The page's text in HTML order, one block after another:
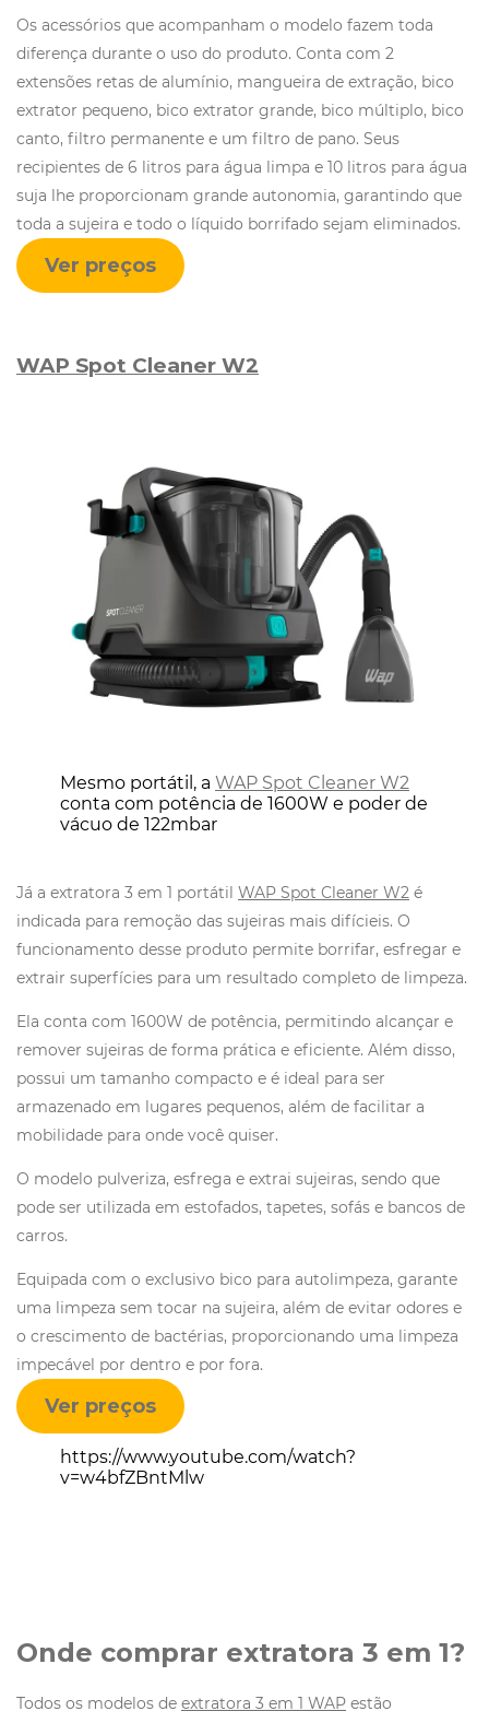
Os acessórios que acompanham o modelo fazem toda
diferença durante o uso do produto. Conta com 2
extensões retas de alumínio, mangueira de extração, bico
extrator pequeno, bico extrator grande, bico múltiplo, bico
canto, filtro permanente e um filtro de pano. Seus
recipientes de 6 litros para água limpa e 10 litros para água
suja lhe proporcionam grande autonomia, garantindo que
toda a sujeira e todo o líquido borrifado sejam eliminados.
Ver preços
WAP Spot Cleaner W2
Mesmo portátil, a WAP Spot Cleaner W2
conta com potência de 1600W e poder de
vácuo de 122mbar
Já a extratora 3 em 1 portátil WAP Spot Cleaner W2 é
indicada para remoção das sujeiras mais difícieis. O
funcionamento desse produto permite borrifar, esfregar e
extrair superfícies para um resultado completo de limpeza.
Ela conta com 1600W de potência, permitindo alcançar e
remover sujeiras de forma prática e eficiente. Além disso,
possui um tamanho compacto e é ideal para ser
armazenado em lugares pequenos, além de facilitar a
mobilidade para onde você quiser.
O modelo pulveriza, esfrega e extrai sujeiras, sendo que
pode ser utilizada em estofados, tapetes, sofás e bancos de
carros.
Equipada com o exclusivo bico para autolimpeza, garante
uma limpeza sem tocar na sujeira, além de evitar odores e
o crescimento de bactérias, proporcionando uma limpeza
impecável por dentro e por fora.
Ver preços
https://www.youtube.com/watch?
v=w4bfZBntMlw
Onde comprar extratora 3 em 1?
Todos os modelos de extratora 3 em 1 WAP estão